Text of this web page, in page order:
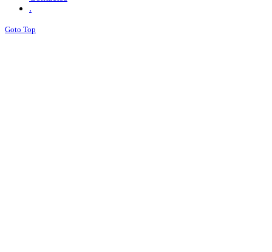
.
Goto Top